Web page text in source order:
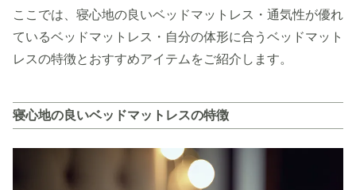
ここでは、寝心地の良いベッドマットレス・通気性が優れ
ているベッドマットレス・自分の体形に合うベッドマット
レスの特徴とおすすめアイテムをご紹介します。
寝心地の良いベッドマットレスの特徴